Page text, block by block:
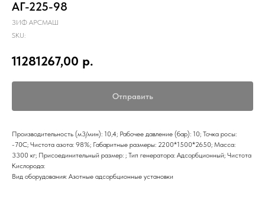
АГ-225-98
ЗИФ АРСМАШ
SKU:
11281267,00 р.
Отправить
Производительность (м3/мин): 10,4; Рабочее давление (бар): 10; Точка росы:
-70С; Чистота азота: 98%; Габаритные размеры: 2200*1500*2650; Масса:
3300 кг; Присоединительный размер: ; Тип генератора: Адсорбционный; Чистота
Кислорода:
Вид оборудования: Азотные адсорбционные установки